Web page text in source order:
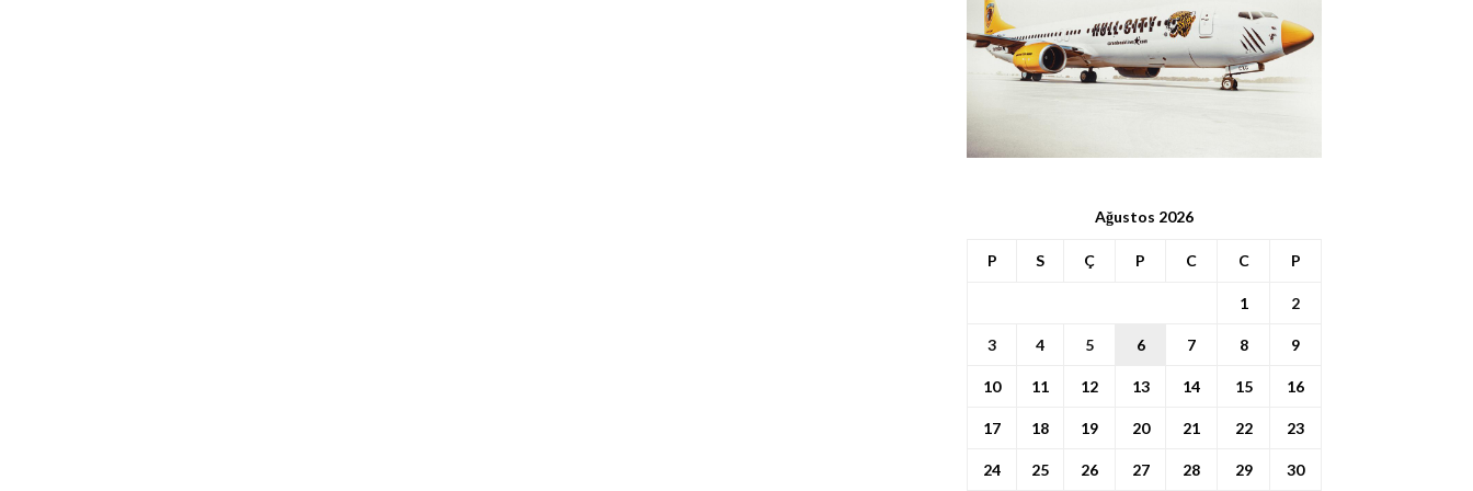
Ağustos 2026
P S Ç P C C P
1 2
3 4 5 6 7 8 9
10 11 12 13 14 15 16
17 18 19 20 21 22 23
24 25 26 27 28 29 30